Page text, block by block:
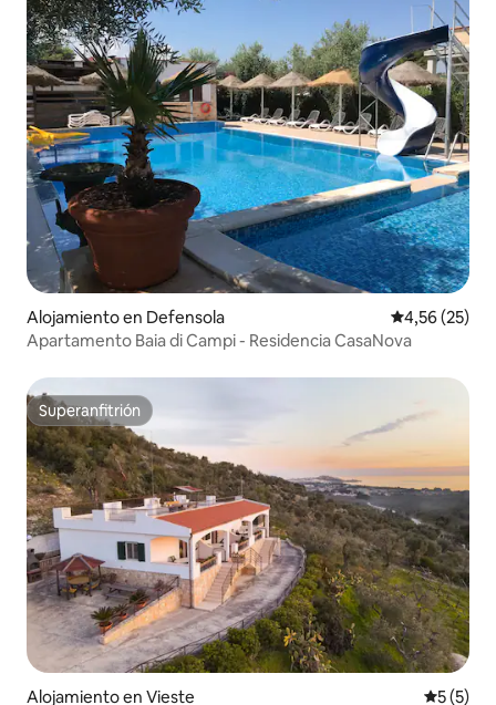
Alojamiento en Defensola Calificación
4,56 (25)
Apartamento Baia di Campi - Residencia CasaNova
Superanfitrión
Superanfitrión
Alojamiento en Vieste 5 (5)